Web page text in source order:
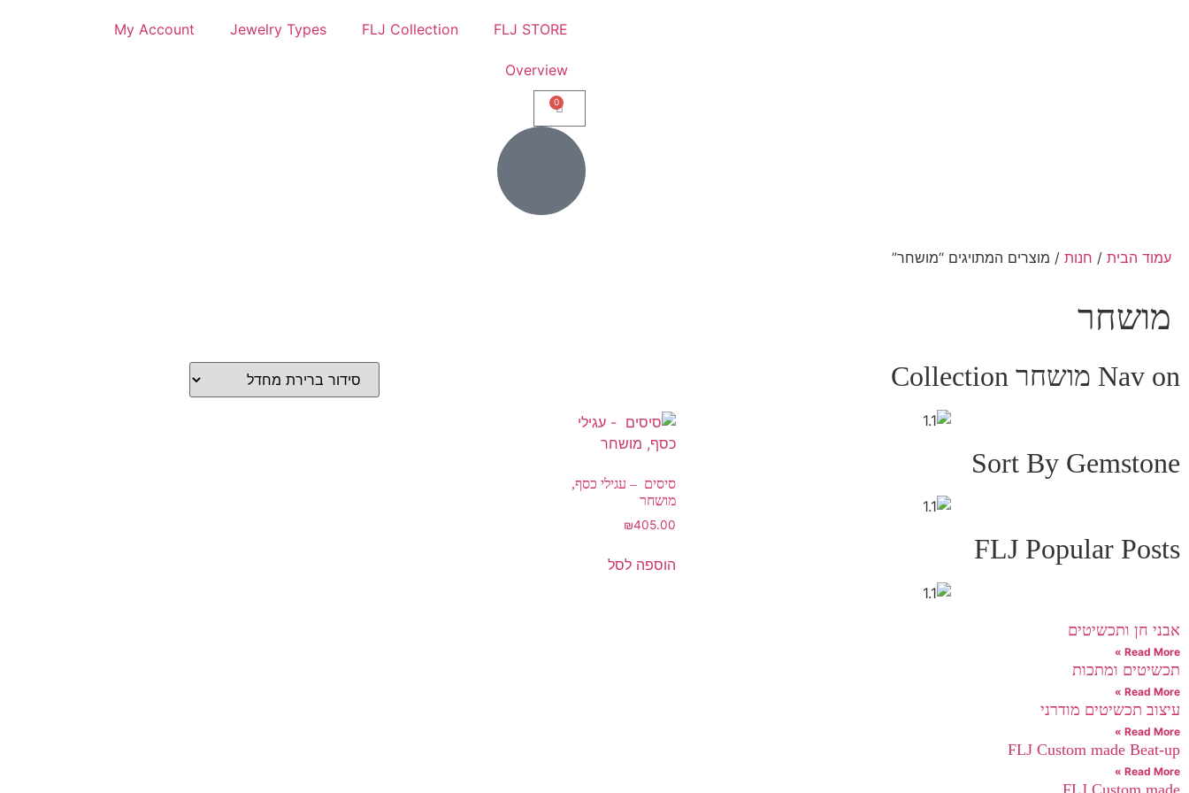
FLJ STORE
FLJ Collection
Jewelry Types
My Account
Overview
0
עמוד הבית / חנות / מוצרים המתויגים “מושחר”
מושחר
Nav on מושחר Collection
Sort By Gemstone
FLJ Popular Posts
אבני חן ותכשיטים
Read More »
תכשיטים ומתכות
Read More »
עיצוב תכשיטים מודרני
Read More »
FLJ Custom made Beat-up
Read More »
FLJ Custom made
סיסים – עגילי כסף,
מושחר
₪405.00
הוספה לסל